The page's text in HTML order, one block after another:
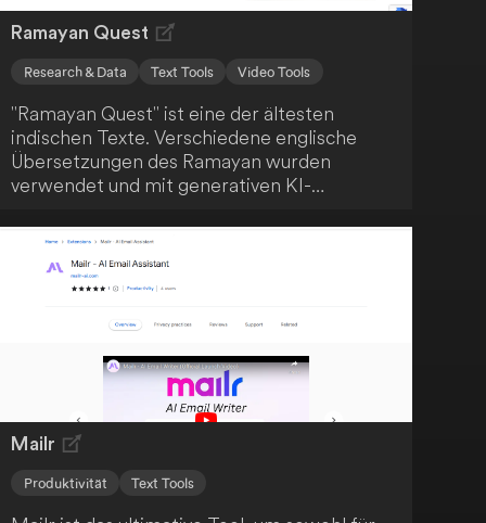
Ramayan Quest
Research & Data Text Tools Video Tools
"Ramayan Quest" ist eine der ältesten
indischen Texte. Verschiedene englische
Übersetzungen des Ramayan wurden
verwendet und mit generativen KI-
innovative und moderne Interpretation des
klassischen Textes.
Mailr
Produktivität Text Tools